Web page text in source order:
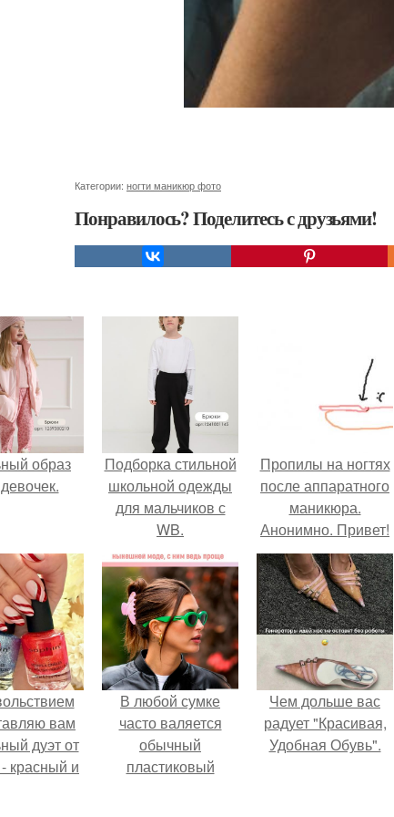
Категории: ногти маникюр фото
Понравилось? Поделитесь с друзьями!
образ
Подборка стильной
школьной одежды
для мальчиков с
WB.
Пропилы на ногтях
после аппаратного
маникюра.
Анонимно. Привет!
Делала аппаратный
маникюр себе и
возле кутикулы
перепилила ноготь.
вам
дуэт от
красный и
В любой сумке
часто валяется
обычный
пластиковый
Чем дольше вас
радует "Красивая,
Удобная Обувь".